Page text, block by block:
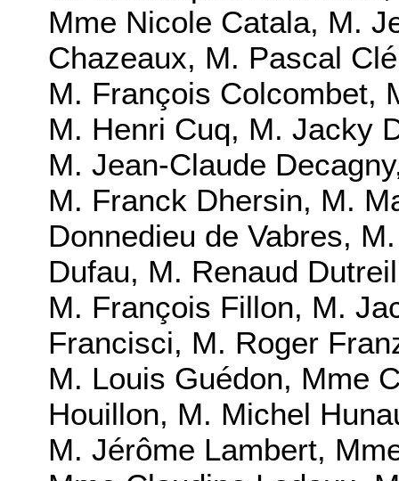
Mme Nicole Catala, M.
Chazeaux, M. Pascal
M. François Colcombet,
M. Henri Cuq, M. Jacky
M. Jean-Claude
M. Franck Dhersin, M.
Donnedieu de Vabres,
Dufau, M. Renaud
M. François Fillon, M.
Francisci, M. Roger
M. Louis Guédon, Mme
Houillon, M. Michel
M. Jérôme Lambert,